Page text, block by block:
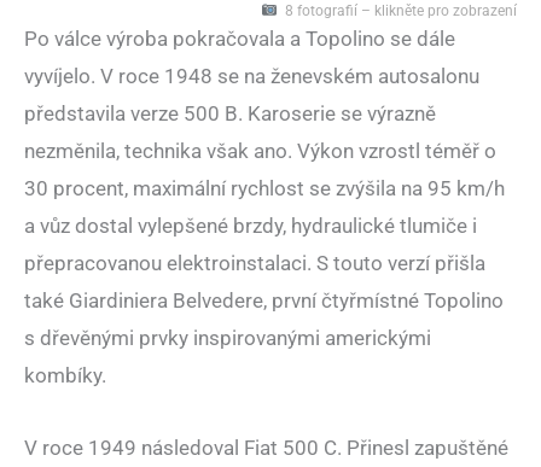
8 fotografií – klikněte pro zobrazení
Po válce výroba pokračovala a Topolino se dále
vyvíjelo. V roce 1948 se na ženevském autosalonu
představila verze 500 B. Karoserie se výrazně
nezměnila, technika však ano. Výkon vzrostl téměř o
30 procent, maximální rychlost se zvýšila na 95 km/h
a vůz dostal vylepšené brzdy, hydraulické tlumiče i
přepracovanou elektroinstalaci. S touto verzí přišla
také Giardiniera Belvedere, první čtyřmístné Topolino
s dřevěnými prvky inspirovanými americkými
kombíky.
V roce 1949 následoval Fiat 500 C. Přinesl zapuštěné